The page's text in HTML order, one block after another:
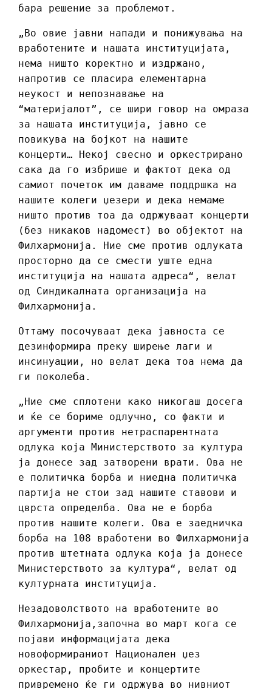
бара решение за проблемот.
„Во овие јавни напади и понижувања на
вработените и нашата институцијата,
нема ништо коректно и издржано,
напротив се пласира елементарна
неукост и непознавање на
“материјалот”, се шири говор на омраза
за нашата институција, јавно се
повикува на бојкот на нашите
концерти… Некој свесно и оркестрирано
сака да го избрише и фактот дека од
самиот почеток им даваме поддршка на
нашите колеги џезери и дека немаме
ништо против тоа да одржуваат концерти
(без никаков надомест) во објектот на
Филхармонија. Ние сме против одлуката
просторно да се смести уште една
институција на нашата адреса“, велат
од Синдикалната организација на
Филхармонија.
Оттаму посочуваат дека јавноста се
дезинформира преку ширење лаги и
инсинуации, но велат дека тоа нема да
ги поколеба.
„Ние сме сплотени како никогаш досега
и ќе се бориме одлучно, со факти и
аргументи против нетраспарентната
одлука која Министерството за култура
ја донесе зад затворени врати. Ова не
е политичка борба и ниедна политичка
партија не стои зад нашите ставови и
цврста определба. Ова не е борба
против нашите колеги. Ова е заедничка
борба на 108 вработени во Филхармонија
против штетната одлука која ја донесе
Министерството за култура“, велат од
културната институција.
Незадоволството на вработените во
Филхармонија,започна во март кога се
појави информацијата дека
новоформираниот Национален џез
оркестар, пробите и концертите
привремено ќе ги одржува во нивниот